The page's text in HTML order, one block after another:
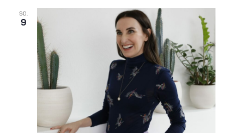
SO.
9